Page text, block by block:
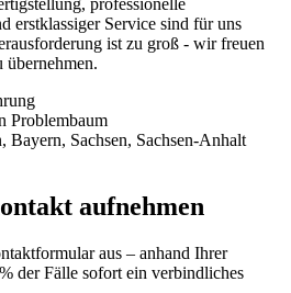
professionelle
erstklassiger Service sind für uns
ist zu groß - wir freuen
übernehmen.
Problembaum
Bayern, Sachsen, Sachsen-Anhalt
aufnehmen
aus – anhand Ihrer
der Fälle sofort ein verbindliches